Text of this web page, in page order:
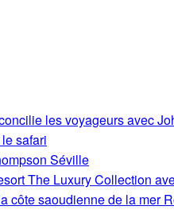
les voyageurs avec
safari
Séville
The Luxury Collection
côte saoudienne de la mer